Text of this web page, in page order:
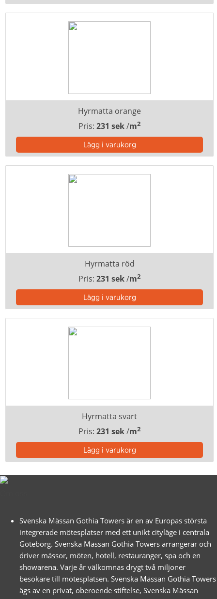
Hyrmatta orange
Pris: 231 sek/m2
Hyrmatta röd
Pris: 231 sek/m2
Hyrmatta svart
Pris: 231 sek/m2
Svenska Mässan Gothia Towers är en av Europas största
integrerade mötesplatser med ett unikt cityläge i centrala
Göteborg. Svenska Mässan Gothia Towers arrangerar och
driver mässor, möten, hotell, restauranger, spa och en
showarena. Varje år välkomnas drygt två miljoner
besökare till mötesplatsen. Svenska Mässan Gothia Towers
ägs av en privat, oberoende stiftelse, Svenska Mässan